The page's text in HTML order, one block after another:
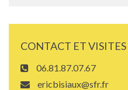
CONTACT ET VISITES
06.81.87.07.67
ericbisiaux@sfr.fr